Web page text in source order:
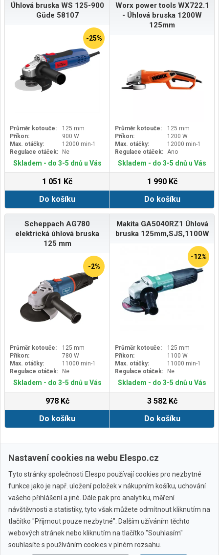
Úhlová bruska WS 125-900
Güde 58107
-25%
Průměr kotouče:
125 mm
Příkon:
900 W
Max. otáčky:
12000 min-1
Regulace otáček:
Ne
Skladem - do 3-5 dnů u Vás
1 051 Kč
Do košíku
Worx power tools WX722.1
- Úhlová bruska 1200W
125mm
Průměr kotouče:
125 mm
Příkon:
1200 W
Max. otáčky:
12000 min-1
Regulace otáček: Ano
Skladem - do 3-5 dnů u Vás
1 990 Kč
Do košíku
Scheppach AG780
elektrická úhlová bruska
125 mm
-2%
Průměr kotouče:
125 mm
Příkon:
780 W
Max. otáčky:
11000 min-1
Regulace otáček:
Ne
Skladem - do 3-5 dnů u Vás
978 Kč
Do košíku
Makita GA5040RZ1 Úhlová
bruska 125mm,SJS,1100W
-12%
Průměr kotouče:
125 mm
Příkon:
1100 W
Max. otáčky:
11000 min-1
Regulace otáček:
Ne
Skladem - do 3-5 dnů u Vás
3 582 Kč
Do košíku
Další › Poslední »
Všechny značky
Nastavení cookies na webu Elespo.cz
Tyto stránky společnosti Elespo používají cookies pro nezbytné
funkce jako je např. uložení položek v nákupním košíku, uchování
vašeho přihlášení a jiné. Dále pak pro analytiku, měření
návštěvnosti a statistiky, tyto však můžete odmítnout kliknutím na
tlačítko "Přijmout pouze nezbytné". Dalším užíváním těchto
webových stránek nebo kliknutím na tlačítko "Souhlasím"
souhlasíte s používáním cookies v plném rozsahu.